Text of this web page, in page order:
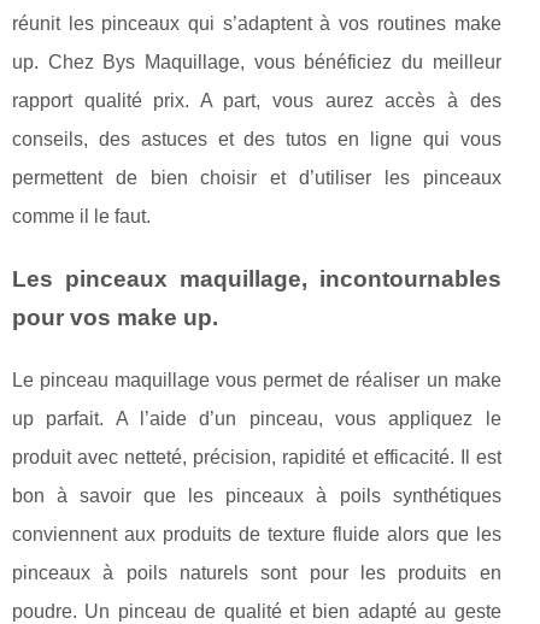
réunit les pinceaux qui s’adaptent à vos routines make
up. Chez Bys Maquillage, vous bénéficiez du meilleur
rapport qualité prix. A part, vous aurez accès à des
conseils, des astuces et des tutos en ligne qui vous
permettent de bien choisir et d’utiliser les pinceaux
comme il le faut.
Les pinceaux maquillage, incontournables
pour vos make up.
Le pinceau maquillage vous permet de réaliser un make
up parfait. A l’aide d’un pinceau, vous appliquez le
produit avec netteté, précision, rapidité et efficacité. Il est
bon à savoir que les pinceaux à poils synthétiques
conviennent aux produits de texture fluide alors que les
pinceaux à poils naturels sont pour les produits en
poudre. Un pinceau de qualité et bien adapté au geste